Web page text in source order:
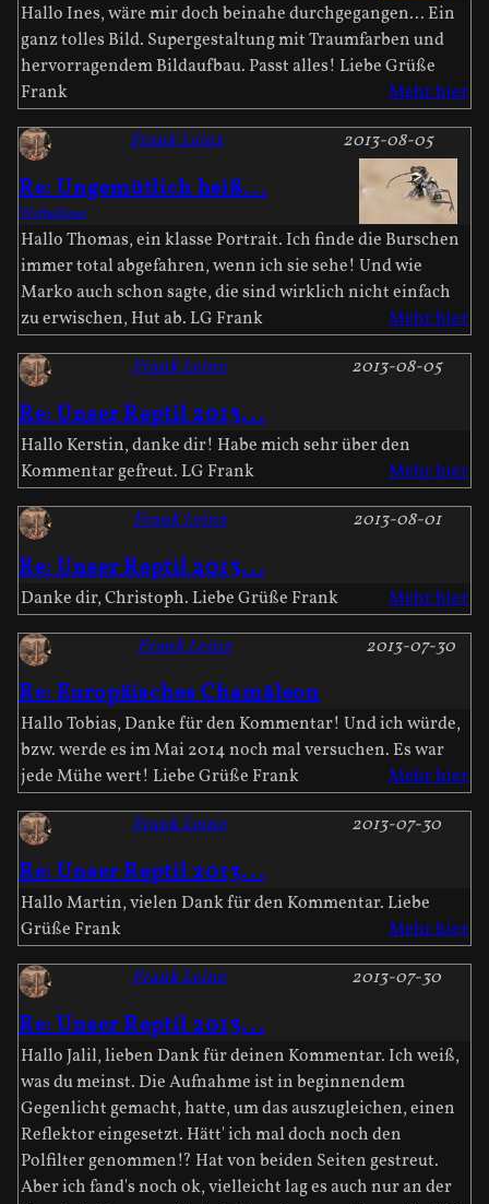
Hallo Ines, wäre mir doch beinahe durchgegangen... Ein
ganz tolles Bild. Supergestaltung mit Traumfarben und
hervorragendem Bildaufbau. Passt alles! Liebe Grüße
Frank
Mehr hier
Re: Ungemütlich heiß...
2013-08-05
Frank Leinz
Wirbellose
Hallo Thomas, ein klasse Portrait. Ich finde die Burschen
immer total abgefahren, wenn ich sie sehe! Und wie
Marko auch schon sagte, die sind wirklich nicht einfach
zu erwischen, Hut ab. LG Frank
Mehr hier
Re: Unser Reptil 2013...
2013-08-05
Frank Leinz
Hallo Kerstin, danke dir! Habe mich sehr über den
Kommentar gefreut. LG Frank
Mehr hier
Re: Unser Reptil 2013...
2013-08-01
Frank Leinz
Danke dir, Christoph. Liebe Grüße Frank Mehr hier
Re: Europäisches Chamäleon
2013-07-30
Frank Leinz
Hallo Tobias, Danke für den Kommentar! Und ich würde,
bzw. werde es im Mai 2014 noch mal versuchen. Es war
jede Mühe wert! Liebe Grüße Frank
Mehr hier
Re: Unser Reptil 2013...
2013-07-30
Frank Leinz
Hallo Martin, vielen Dank für den Kommentar. Liebe
Grüße Frank
Mehr hier
Re: Unser Reptil 2013...
2013-07-30
Frank Leinz
Hallo Jalil, lieben Dank für deinen Kommentar. Ich weiß,
was du meinst. Die Aufnahme ist in beginnendem
Gegenlicht gemacht, hatte, um das auszugleichen, einen
Reflektor eingesetzt. Hätt' ich mal doch noch den
Polfilter genommen!? Hat von beiden Seiten gestreut.
Aber ich fand's noch ok, vielleicht lag es auch nur an der